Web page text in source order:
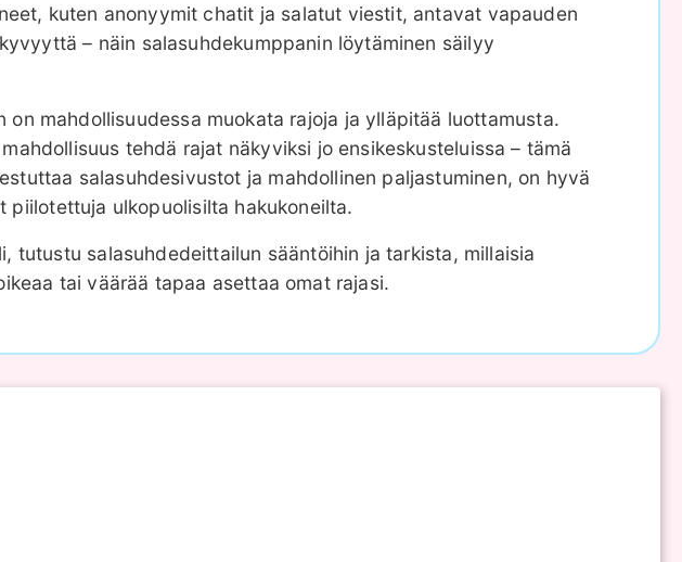
kuten anonyymit chatit ja salatut viestit, antavat vapauden
– näin salasuhdekumppanin löytäminen säilyy
mahdollisuudessa muokata rajoja ja ylläpitää luottamusta.
tehdä rajat näkyviksi jo ensikeskusteluissa – tämä
salasuhdesivustot ja mahdollinen paljastuminen, on hyvä
ulkopuolisilta hakukoneilta.
tutustu salasuhdedeittailun sääntöihin ja tarkista, millaisia
tai väärää tapaa asettaa omat rajasi.